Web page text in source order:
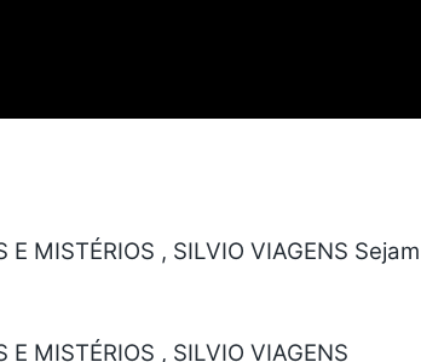
E MISTÉRIOS , SILVIO VIAGENS Sejam
E MISTÉRIOS , SILVIO VIAGENS